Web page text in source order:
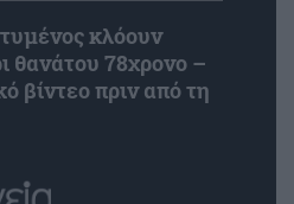
κλόουν
θανάτου 78χρονο –
βίντεο πριν από τη